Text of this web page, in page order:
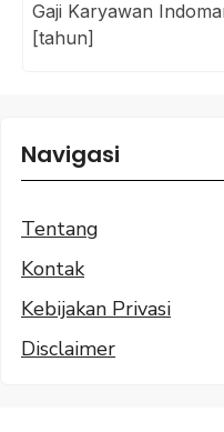
Gaji Karyawan
[tahun]
Navigasi
Tentang
Kontak
Kebijakan Privasi
Disclaimer